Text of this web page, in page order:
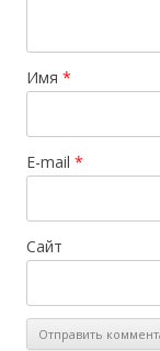
Имя *
E-mail *
Сайт